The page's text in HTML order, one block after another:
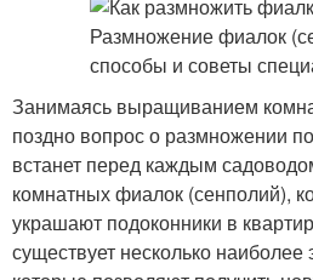
Занимаясь выращиванием
поздно вопрос о размножении
встанет перед каждым
комнатных фиалок (сенполий),
украшают подоконники в
существует несколько